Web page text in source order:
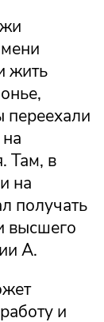
жить
переехали
на
Там, в
на
получать
высшего
А.
и